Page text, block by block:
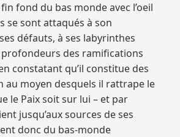
fond du bas monde avec l’oeil
se sont attaqués à son
défauts, à ses labyrinthes
des ramifications
constatant qu’il constitue des
au moyen desquels il rattrape le
le Paix soit sur lui – et par
jusqu’aux sources de ses
donc du bas-monde